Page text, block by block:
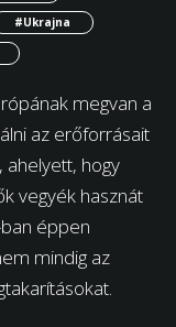
#Ukrajna
megvan a
az erőforrásait
ahelyett, hogy
vegyék hasznát
éppen
mindig az